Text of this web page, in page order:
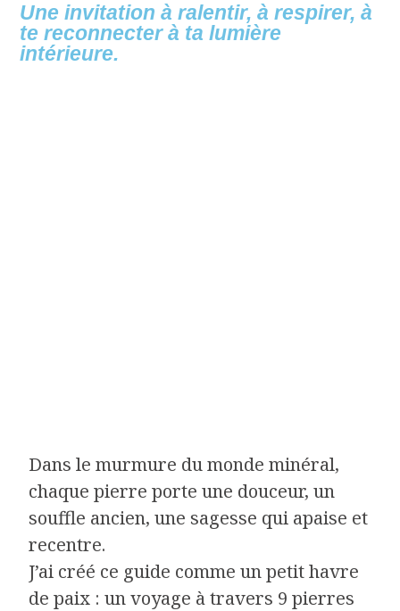
Une invitation à ralentir, à respirer, à
te reconnecter à ta lumière
intérieure.
Dans le murmure du monde minéral,
chaque pierre porte une douceur, un
souffle ancien, une sagesse qui apaise et
recentre.
J’ai créé ce guide comme un petit havre
de paix : un voyage à travers 9 pierres